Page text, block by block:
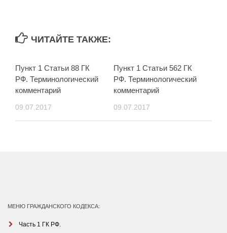
ЧИТАЙТЕ ТАКЖЕ:
Пункт 1 Статьи 88 ГК
РФ. Терминологический
комментарий
09.07.2017
Пункт 1 Статьи 562 ГК
РФ. Терминологический
комментарий
09.07.2017
МЕНЮ ГРАЖДАНСКОГО КОДЕКСА:
Часть 1 ГК РФ.